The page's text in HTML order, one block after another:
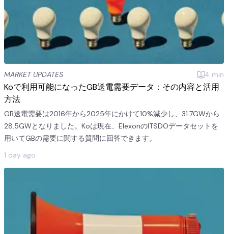
MARKET UPDATES 4 min
Koで利用可能になったGB送電需要データ：その内容と活用
方法
GB送電需要は2016年から2025年にかけて10%減少し、31.7GWから
28.5GWとなりました。Koは現在、ElexonのITSDOデータセットを
用いてGBの需要に関する質問に回答できます。
1 day ago